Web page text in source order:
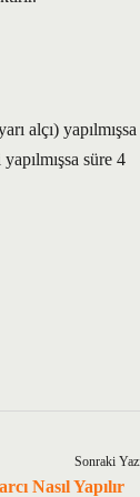
alçı) yapılmışsa
süre 4
Sonraki
Nasıl Yapılır